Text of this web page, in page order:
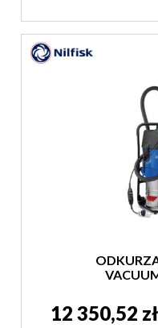
12 350,52 zł